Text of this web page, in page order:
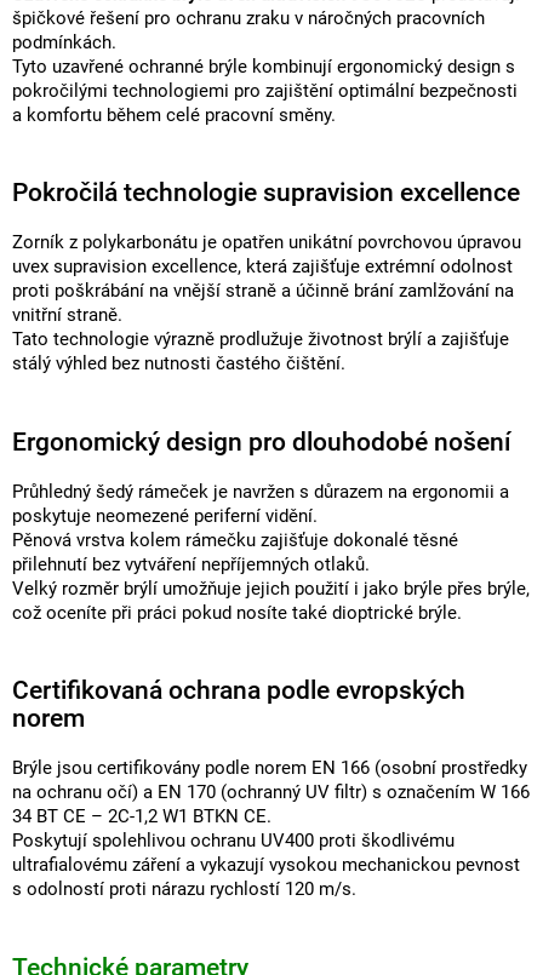
špičkové řešení pro ochranu zraku v náročných pracovních
podmínkách.
Tyto uzavřené ochranné brýle kombinují ergonomický design s
pokročilými technologiemi pro zajištění optimální bezpečnosti
a komfortu během celé pracovní směny.
Pokročilá technologie supravision excellence
Zorník z polykarbonátu je opatřen unikátní povrchovou úpravou
uvex supravision excellence, která zajišťuje extrémní odolnost
proti poškrábání na vnější straně a účinně brání zamlžování na
vnitřní straně.
Tato technologie výrazně prodlužuje životnost brýlí a zajišťuje
stálý výhled bez nutnosti častého čištění.
Ergonomický design pro dlouhodobé nošení
Průhledný šedý rámeček je navržen s důrazem na ergonomii a
poskytuje neomezené periferní vidění.
Pěnová vrstva kolem rámečku zajišťuje dokonalé těsné
přilehnutí bez vytváření nepříjemných otlaků.
Velký rozměr brýlí umožňuje jejich použití i jako brýle přes brýle,
což oceníte při práci pokud nosíte také dioptrické brýle.
Certifikovaná ochrana podle evropských
norem
Brýle jsou certifikovány podle norem EN 166 (osobní prostředky
na ochranu očí) a EN 170 (ochranný UV filtr) s označením W 166
34 BT CE – 2C-1,2 W1 BTKN CE.
Poskytují spolehlivou ochranu UV400 proti škodlivému
ultrafialovému záření a vykazují vysokou mechanickou pevnost
s odolností proti nárazu rychlostí 120 m/s.
Technické parametry